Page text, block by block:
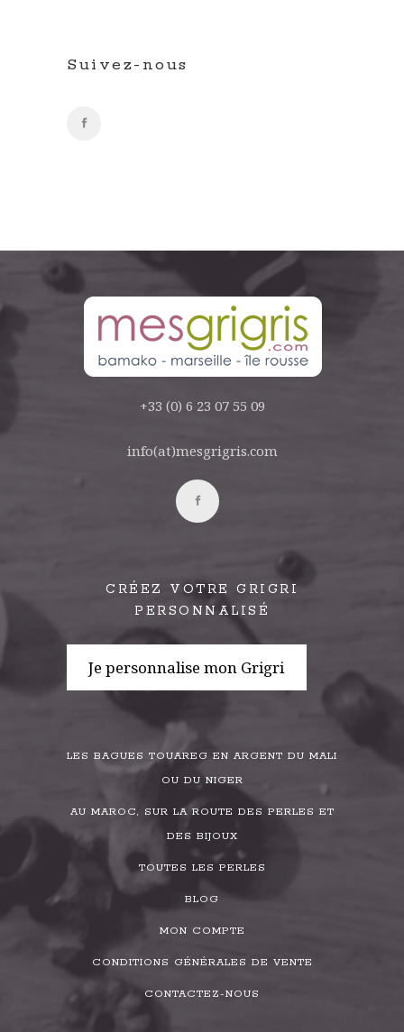
Suivez-nous
+33 (0) 6 23 07 55 09
info(at)mesgrigris.com
CRÉEZ VOTRE GRIGRI
PERSONNALISÉ
Je personnalise mon Grigri
LES BAGUES TOUAREG EN ARGENT DU MALI
OU DU NIGER
AU MAROC, SUR LA ROUTE DES PERLES ET
DES BIJOUX
TOUTES LES PERLES
BLOG
MON COMPTE
CONDITIONS GÉNÉRALES DE VENTE
CONTACTEZ-NOUS